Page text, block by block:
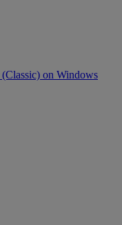
on Windows